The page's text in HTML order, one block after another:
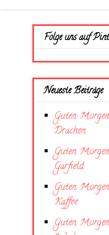
Folge uns auf
Neueste Beiträge
Guten
Drachen
Guten
Garfield
Guten
Kaffee
Guten